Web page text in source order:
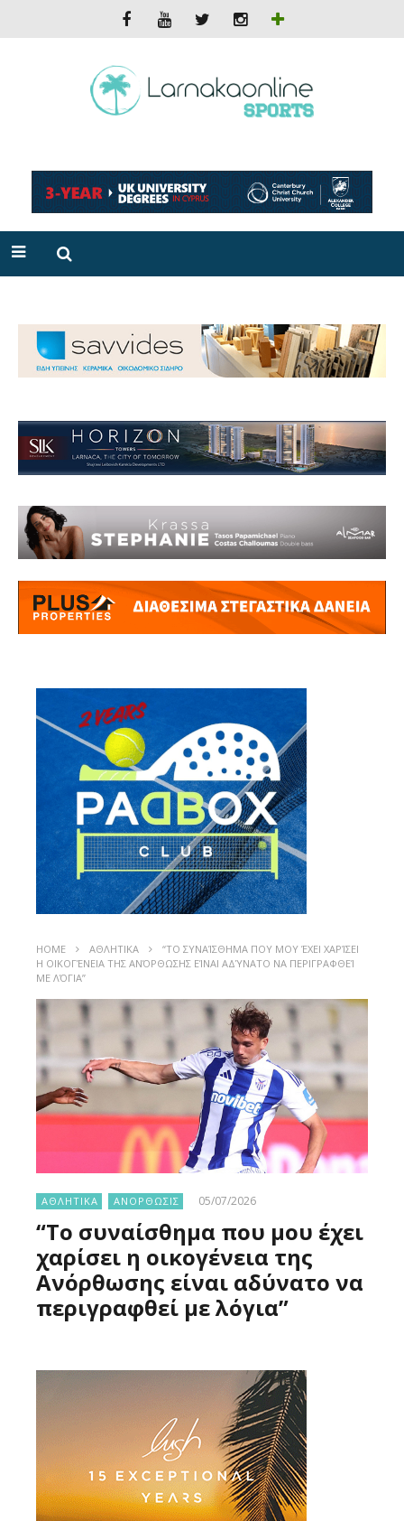
HOME ΑΘΛΗΤΙΚΑ
“ΤΟ ΣΥΝΑΊΣΘΗΜΑ ΠΟΥ ΜΟΥ ΈΧΕΙ ΧΑΡΊΣΕΙ
Η ΟΙΚΟΓΈΝΕΙΑ ΤΗΣ ΑΝΌΡΘΩΣΗΣ ΕΊΝΑΙ ΑΔΎΝΑΤΟ ΝΑ ΠΕΡΙΓΡΑΦΘΕΊ
ΜΕ ΛΌΓΙΑ”
ΑΘΛΗΤΙΚΑ ΑΝΟΡΘΩΣΙΣ 05/07/2026
“Το συναίσθημα που μου έχει
χαρίσει η οικογένεια της
Ανόρθωσης είναι αδύνατο να
περιγραφθεί με λόγια”